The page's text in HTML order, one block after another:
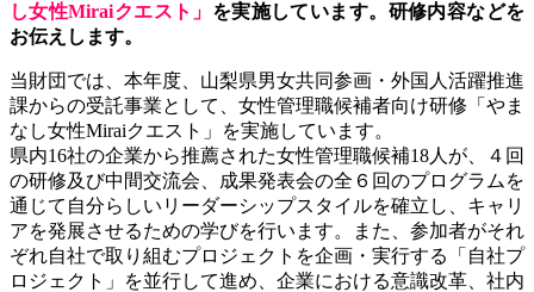
し女性Miraiクエスト」 を実施しています。研修内容などを
お伝えします。
当財団では、本年度、山梨県男女共同参画・外国人活躍推進
課からの受託事業として、女性管理職候補者向け研修「やま
なし女性Miraiクエスト」を実施しています。
県内16社の企業から推薦された女性管理職候補18人が、４回
の研修及び中間交流会、成果発表会の全６回のプログラムを
通じて自分らしいリーダーシップスタイルを確立し、キャリ
アを発展させるための学びを行います。また、参加者がそれ
ぞれ自社で取り組むプロジェクトを企画・実行する「自社プ
ロジェクト」を並行して進め、企業における意識改革、社内